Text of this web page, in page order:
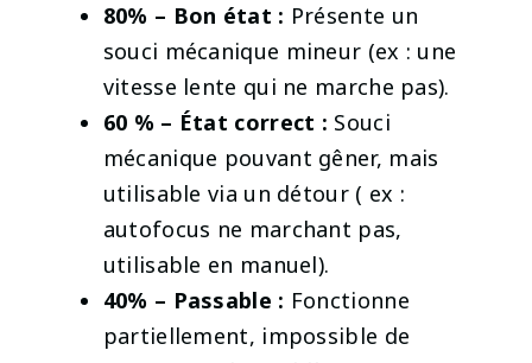
80% – Bon état : Présente un
souci mécanique mineur (ex : une
vitesse lente qui ne marche pas).
60 % – État correct : Souci
mécanique pouvant gêner, mais
utilisable via un détour ( ex :
autofocus ne marchant pas,
utilisable en manuel).
40% – Passable : Fonctionne
partiellement, impossible de